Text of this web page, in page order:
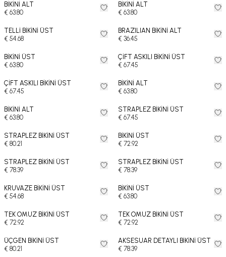
BİKİNİ ALT
€ 63.80
BİKİNİ ALT
€ 63.80
TELLİ BİKİNİ ÜST
€ 54.68
BRAZILIAN BİKİNİ ALT
€ 36.45
BİKİNİ ÜST
€ 63.80
ÇİFT ASKILI BİKİNİ ÜST
€ 67.45
ÇİFT ASKILI BİKİNİ ÜST
€ 67.45
BİKİNİ ALT
€ 63.80
BİKİNİ ALT
€ 63.80
STRAPLEZ BİKİNİ ÜST
€ 67.45
STRAPLEZ BİKİNİ ÜST
€ 80.21
BİKİNİ ÜST
€ 72.92
STRAPLEZ BİKİNİ ÜST
€ 78.39
STRAPLEZ BİKİNİ ÜST
€ 78.39
KRUVAZE BİKİNİ ÜST
€ 54.68
BİKİNİ ÜST
€ 63.80
TEK OMUZ BİKİNİ ÜST
€ 72.92
TEK OMUZ BİKİNİ ÜST
€ 72.92
ÜÇGEN BİKİNİ ÜST
€ 80.21
AKSESUAR DETAYLI BİKİNİ ÜST
€ 78.39